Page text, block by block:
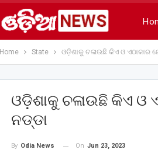
Home State ଓଡ଼ିଶାକୁ ଚଳାଉଛି କିଏ ଓ ଏଠାକାର
ଓଡ଼ିଶାକୁ ଚଳାଉଛି କିଏ ଓ
ନଡ୍ଡା
By Odia News On Jun 23, 2023